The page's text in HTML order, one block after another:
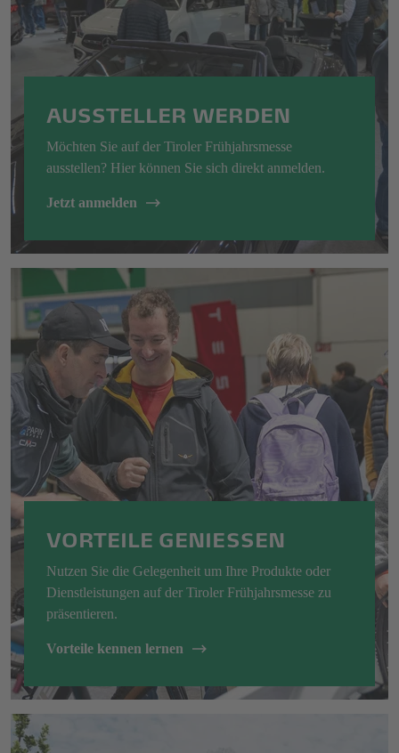
AUSSTELLER WERDEN
Möchten Sie auf der Tiroler Frühjahrsmesse
ausstellen? Hier können Sie sich direkt anmelden.
Jetzt anmelden
VORTEILE GENIESSEN
Nutzen Sie die Gelegenheit um Ihre Produkte oder
Dienstleistungen auf der Tiroler Frühjahrsmesse zu
präsentieren.
Vorteile kennen lernen